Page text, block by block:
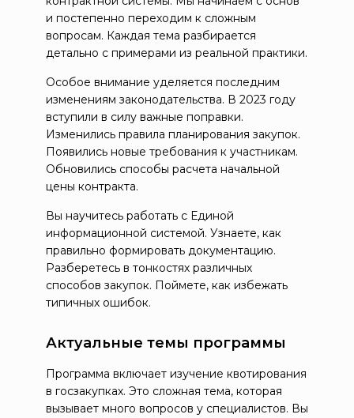
и постепенно переходим к сложным
вопросам. Каждая тема разбирается
детально с примерами из реальной практики.
Особое внимание уделяется последним
изменениям законодательства. В 2023 году
вступили в силу важные поправки.
Изменились правила планирования закупок.
Появились новые требования к участникам.
Обновились способы расчета начальной
цены контракта.
Вы научитесь работать с Единой
информационной системой. Узнаете, как
правильно формировать документацию.
Разберетесь в тонкостях различных
способов закупок. Поймете, как избежать
типичных ошибок.
Актуальные темы программы
Программа включает изучение квотирования
в госзакупках. Это сложная тема, которая
вызывает много вопросов у специалистов. Вы